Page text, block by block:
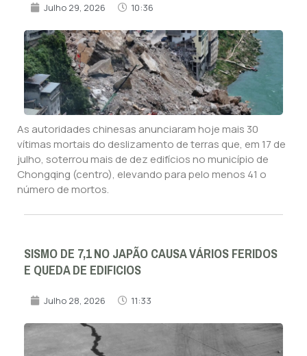
Julho 29, 2026 10:36
As autoridades chinesas anunciaram hoje mais 30
vítimas mortais do deslizamento de terras que, em 17 de
julho, soterrou mais de dez edifícios no município de
Chongqing (centro), elevando para pelo menos 41 o
número de mortos.
SISMO DE 7,1 NO JAPÃO CAUSA VÁRIOS FERIDOS
E QUEDA DE EDIFICIOS
Julho 28, 2026 11:33